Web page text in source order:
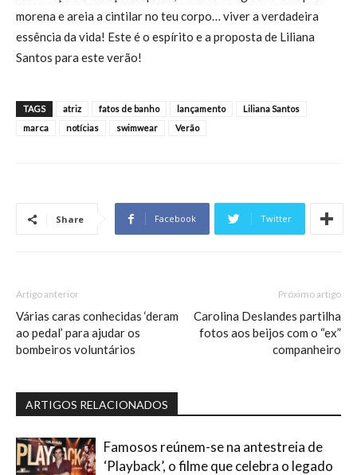
morena e areia a cintilar no teu corpo… viver a verdadeira
essência da vida! Este é o espírito e a proposta de Liliana
Santos para este verão!
TAGS atriz fatos de banho lançamento
Liliana Santos
marca
notícias swimwear Verão
Share Facebook Twitter
Artigo anterior
Várias caras conhecidas ‘deram
ao pedal’ para ajudar os
bombeiros voluntários
Próximo artigo
Carolina Deslandes partilha
fotos aos beijos com o “ex”
companheiro
ARTIGOS RELACIONADOS
Famosos reúnem-se na antestreia de
‘Playback’, o filme que celebra o legado